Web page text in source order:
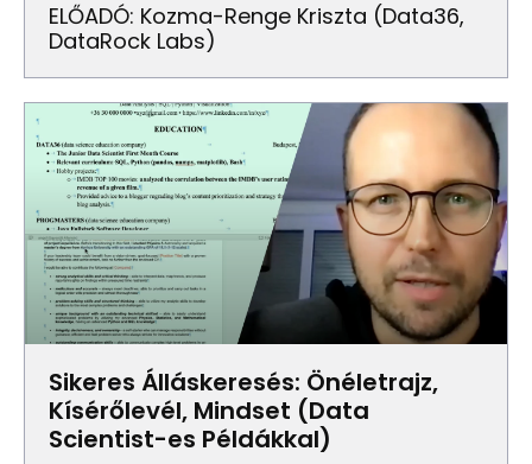
ELŐADÓ: Kozma-Renge Kriszta (Data36,
DataRock Labs)
Sikeres Álláskeresés: Önéletrajz,
Kísérőlevél, Mindset (Data
Scientist-es Példákkal)